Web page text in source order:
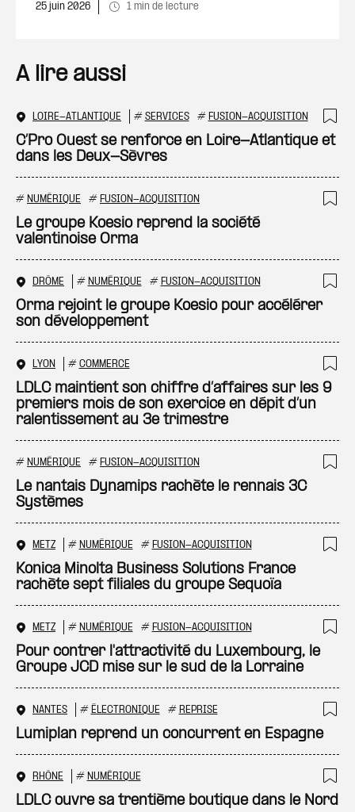
25 juin 2026 1 min de lecture
A lire aussi
LOIRE-ATLANTIQUE # SERVICES # FUSION-ACQUISITION
C’Pro Ouest se renforce en Loire-Atlantique et
dans les Deux-Sèvres
# NUMÉRIQUE # FUSION-ACQUISITION
Le groupe Koesio reprend la société
valentinoise Orma
DRÔME # NUMÉRIQUE # FUSION-ACQUISITION
Orma rejoint le groupe Koesio pour accélérer
son développement
LYON # COMMERCE
LDLC maintient son chiffre d’affaires sur les 9
premiers mois de son exercice en dépit d’un
ralentissement au 3e trimestre
# NUMÉRIQUE # FUSION-ACQUISITION
Le nantais Dynamips rachète le rennais 3C
Systèmes
METZ # NUMÉRIQUE # FUSION-ACQUISITION
Konica Minolta Business Solutions France
rachète sept filiales du groupe Sequoïa
METZ # NUMÉRIQUE # FUSION-ACQUISITION
Pour contrer l'attractivité du Luxembourg, le
Groupe JCD mise sur le sud de la Lorraine
NANTES # ÉLECTRONIQUE # REPRISE
Lumiplan reprend un concurrent en Espagne
RHÔNE # NUMÉRIQUE
LDLC ouvre sa trentième boutique dans le Nord